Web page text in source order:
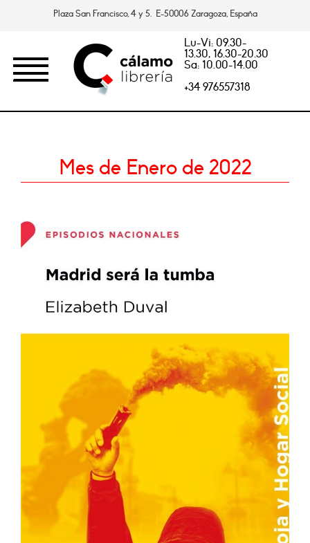
Plaza San Francisco, 4 y 5. E-50006 Zaragoza, España
Lu-Vi: 09.30-
13.30, 16.30-20.30
Sa: 10.00-14.00
+34 976557318
Mes de Enero de 2022